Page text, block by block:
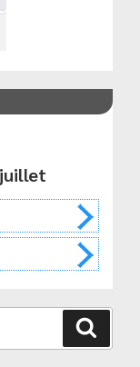
juillet